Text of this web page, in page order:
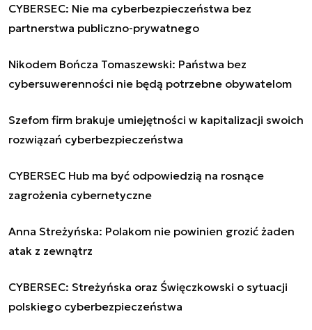
CYBERSEC: Nie ma cyberbezpieczeństwa bez
partnerstwa publiczno-prywatnego
Nikodem Bończa Tomaszewski: Państwa bez
cybersuwerenności nie będą potrzebne obywatelom
Szefom firm brakuje umiejętności w kapitalizacji swoich
rozwiązań cyberbezpieczeństwa
CYBERSEC Hub ma być odpowiedzią na rosnące
zagrożenia cybernetyczne
Anna Streżyńska: Polakom nie powinien grozić żaden
atak z zewnątrz
CYBERSEC: Streżyńska oraz Święczkowski o sytuacji
polskiego cyberbezpieczeństwa